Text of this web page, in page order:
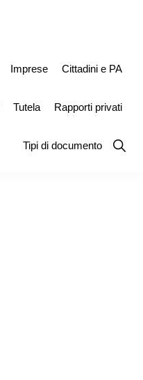
Imprese Cittadini e PA
Tutela Rapporti privati
Tipi di documento
Show